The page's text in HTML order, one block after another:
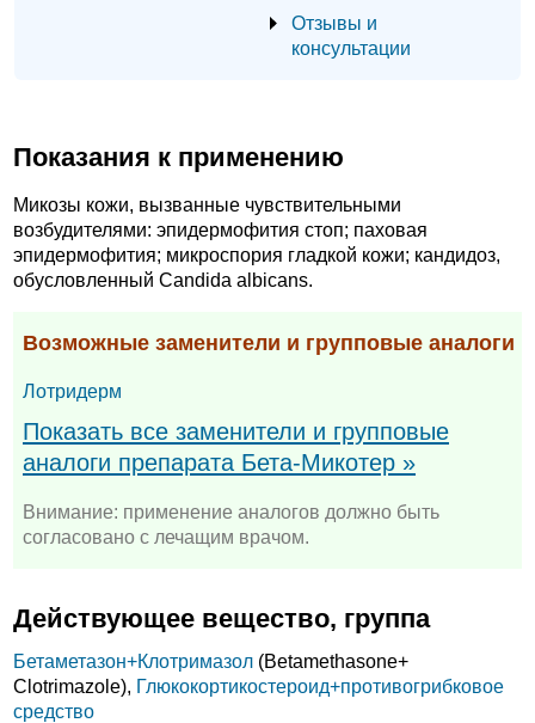
Отзывы и
консультации
Показания к применению
Микозы кожи, вызванные чувствительными
возбудителями: эпидермофития стоп; паховая
эпидермофития; микроспория гладкой кожи; кандидоз,
обусловленный Candida albicans.
Возможные заменители и групповые аналоги
Лотридерм
Показать все заменители и групповые
аналоги препарата Бета-Микотер »
Внимание: применение аналогов должно быть
согласовано с лечащим врачом.
Действующее вещество, группа
Бетаметазон+Клотримазол (Betamethasone+
Clotrimazole), Глюкокортикостероид+противогрибковое
средство